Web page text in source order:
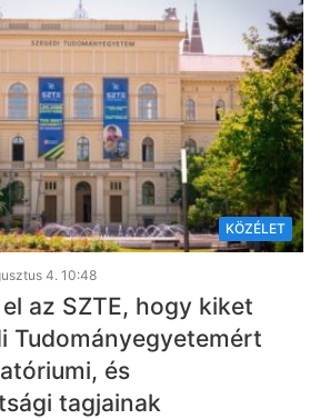
KÖZÉLET
4. 10:48
az SZTE, hogy kiket
Tudományegyetemért
és
tagjainak